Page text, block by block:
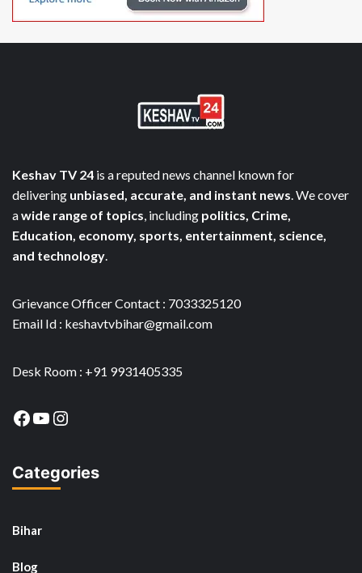
Keshav TV 24 is a reputed news channel known for
delivering unbiased, accurate, and instant news. We cover
awide range of topics, including politics, Crime,
Education, economy, sports, entertainment, science,
and technology.
Grievance Officer Contact : 7033325120
Email Id : keshavtvbihar@gmail.com
Desk Room : +91 9931405335
Facebook
YouTube
Instagram
Categories
Bihar
Blog